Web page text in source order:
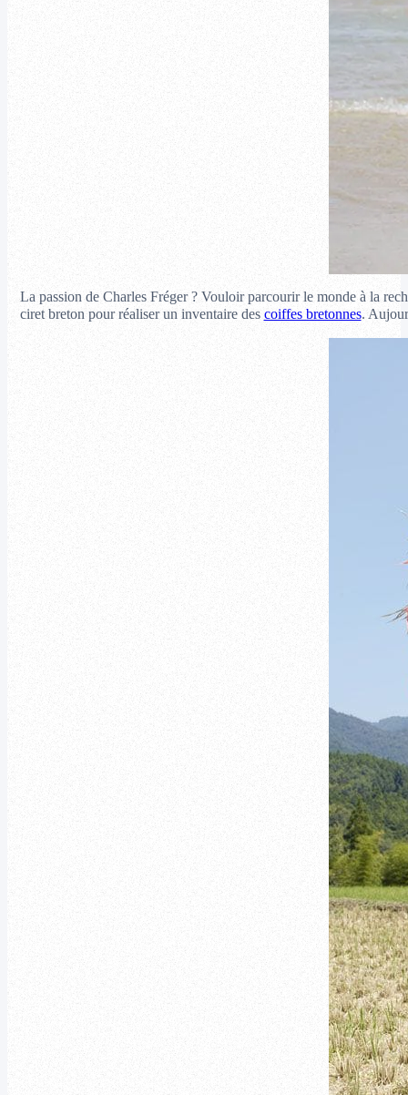
La passion de Charles Fréger ? Vouloir parcourir le monde à la
ciret breton pour réaliser un inventaire des coiffes bretonnes.